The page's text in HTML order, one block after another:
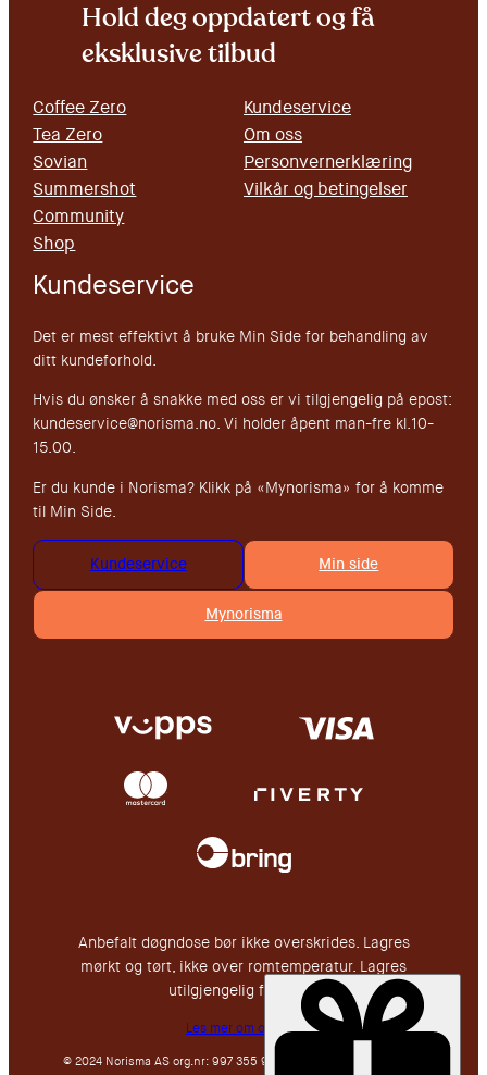
Hold deg oppdatert og få
eksklusive tilbud
Coffee Zero
Tea Zero
Sovian
Summershot
Community
Shop
Kundeservice
Om oss
Personvernerklæring
Vilkår og betingelser
Kundeservice
Det er mest effektivt å bruke Min Side for behandling av
ditt kundeforhold.
Hvis du ønsker å snakke med oss er vi tilgjengelig på epost:
kundeservice@norisma.no. Vi holder åpent man-fre kl.10-
15.00.
Er du kunde i Norisma? Klikk på «Mynorisma» for å komme
til Min Side.
Min side
Kundeservice
Mynorisma
Anbefalt døgndose bør ikke overskrides. Lagres
mørkt og tørt, ikke over romtemperatur. Lagres
utilgjengelig for barn.
Les mer om oss her
© 2024 Norisma AS org.nr: 997 355 911, en del av Nutricos Group.